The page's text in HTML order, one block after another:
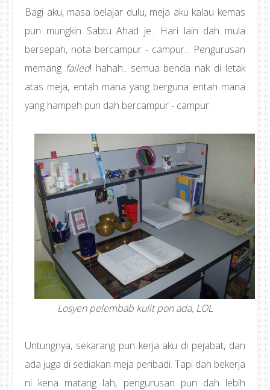
Bagi aku, masa belajar dulu, meja aku kalau kemas
pun mungkin Sabtu Ahad je.. Hari lain dah mula
bersepah, nota bercampur - campur... Pengurusan
memang failed! hahah.. semua benda nak di letak
atas meja, entah mana yang berguna entah mana
yang hampeh pun dah bercampur - campur.
Losyen pelembab kulit pon ada, LOL
Untungnya, sekarang pun kerja aku di pejabat, dan
ada juga di sediakan meja peribadi. Tapi dah bekerja
ni kena matang lah, pengurusan pun dah lebih